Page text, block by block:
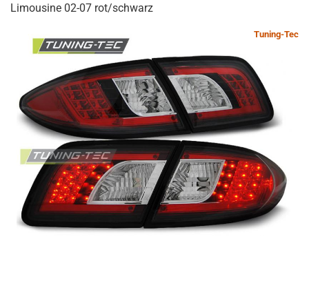
Limousine 02-07 rot/schwarz
Tuning-Tec